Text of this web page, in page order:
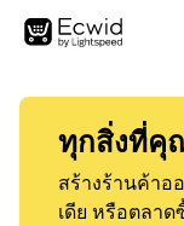
ทุกสิ่งที่คุ
สร้างร้านค้าอ
เดีย หรือตลา